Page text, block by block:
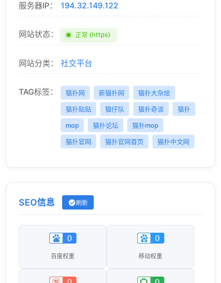
服务器IP： 194.32.149.122
网站状态： 正常 (https)
网站分类： 社交平台
TAG标签： 猫扑网 新猫扑网 猫扑大杂烩
猫扑贴贴 猫仔队 猫扑奇谈 猫扑
mop 猫扑论坛 猫扑mop
猫扑官网 猫扑官网首页 猫扑中文网
SEO信息 刷新
百度权重 移动权重